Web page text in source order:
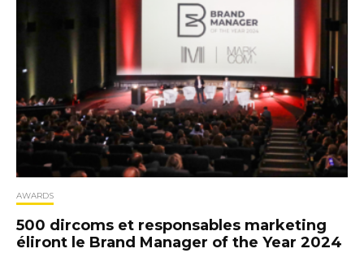
AWARDS
500 dircoms et responsables marketing
éliront le Brand Manager of the Year 2024